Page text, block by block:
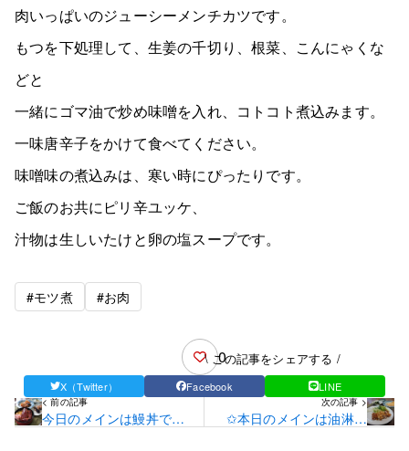
肉いっぱいのジューシーメンチカツです。
もつを下処理して、生姜の千切り、根菜、こんにゃくな
どと
一緒にゴマ油で炒め味噌を入れ、コトコト煮込みます。
一味唐辛子をかけて食べてください。
味噌味の煮込みは、寒い時にぴったりです。
ご飯のお共にピリ辛ユッケ、
汁物は生しいたけと卵の塩スープです。
#モツ煮 #お肉
0
\ この記事をシェアする /
X（Twitter） Facebook LINE
< 前の記事
今日のメインは鰻丼で
次の記事 >
✩本日のメインは油淋鶏